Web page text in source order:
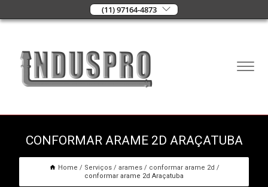
(11) 97164-4873
CONFORMAR ARAME 2D ARAÇATUBA
Home Serviços arames
conformar arame 2d
conformar arame 2d Araçatuba